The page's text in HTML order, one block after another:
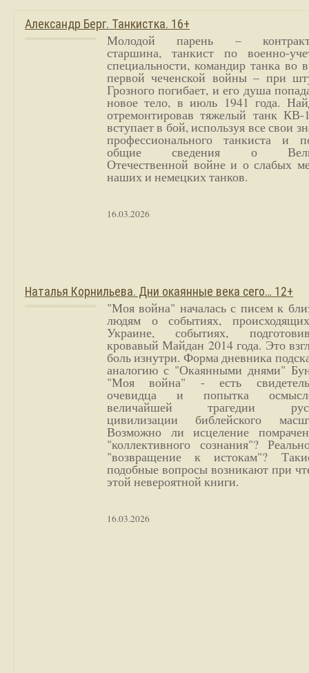
Александр Берг. Танкистка. 16+
Молодой парень –
старшина, танкист по военно-
специальности, командир танка во
первой чеченской войны – при
Грозного погибает, и его душа
новое тело, в июль 1941 года.
отремонтировав тяжелый танк
вступает в бой, используя все свои
профессионального танкиста и
общие сведения о
Отечественной войне и о слабых
наших и немецких танков.
16.03.2026
Наталья Корнильева. Дни окаянные века сего… 12+
"Моя война" началась с писем к
людям о событиях,
Украине, событиях,
кровавый Майдан 2014 года. Это
боль изнутри. Форма дневника
аналогию с "Окаянными днями"
"Моя война" - есть
очевидца и попытка
величайшей трагедии
цивилизации библейского
Возможно ли исцеление
"коллективного сознания"?
"возвращение к истокам"?
подобные вопросы возникают при
этой невероятной книги.
16.03.2026